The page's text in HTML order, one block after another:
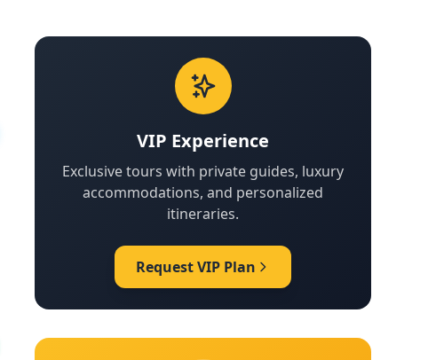
VIP Experience
Exclusive tours with private guides, luxury
accommodations, and personalized
itineraries.
Request VIP Plan